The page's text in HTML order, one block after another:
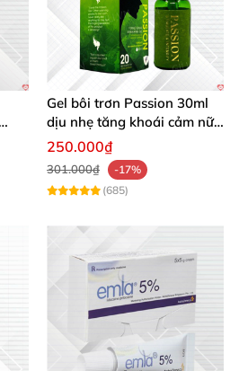
Gel bôi trơn Passion 30ml
dịu nhẹ tăng khoái cảm nữ
an toàn
250.000₫
301.000₫
-17%
(685)